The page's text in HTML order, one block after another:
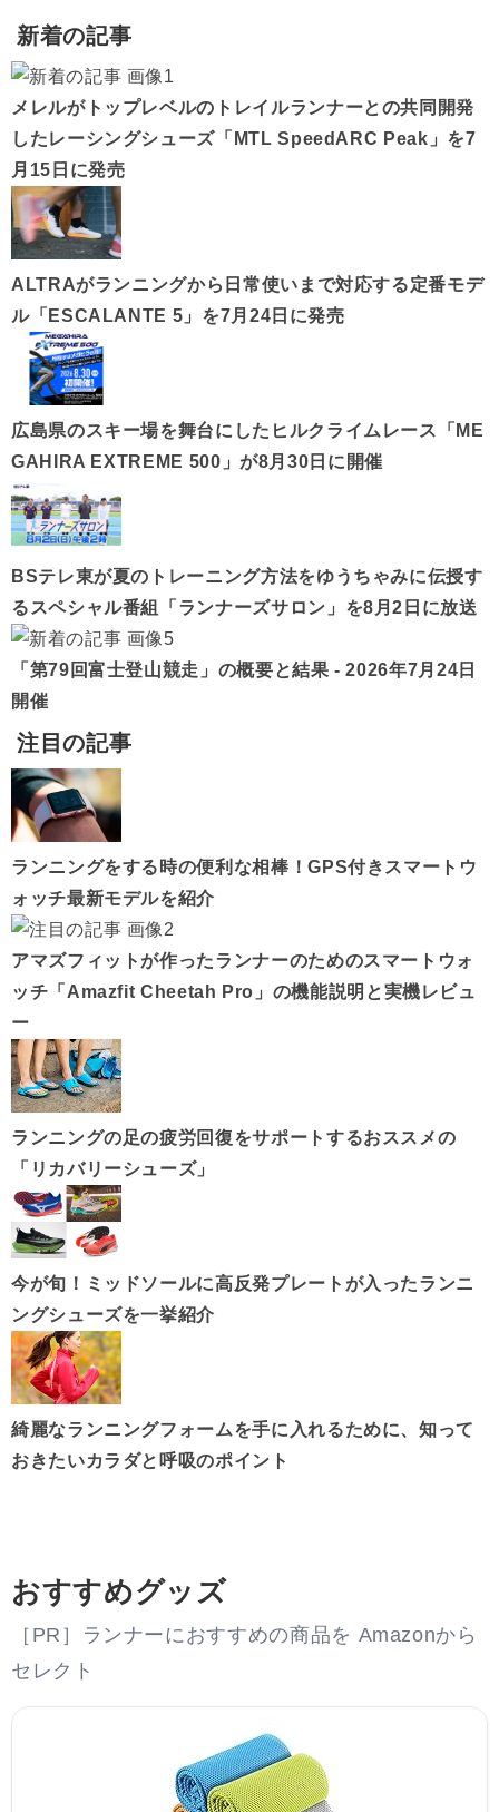
新着の記事
メレルがトップレベルのトレイルランナーとの共同開発
したレーシングシューズ「MTL SpeedARC Peak」を7
月15日に発売
ALTRAがランニングから日常使いまで対応する定番モデ
ル「ESCALANTE 5」を7月24日に発売
広島県のスキー場を舞台にしたヒルクライムレース「ME
GAHIRA EXTREME 500」が8月30日に開催
BSテレ東が夏のトレーニング方法をゆうちゃみに伝授す
るスペシャル番組「ランナーズサロン」を8月2日に放送
「第79回富士登山競走」の概要と結果 - 2026年7月24日
開催
注目の記事
ランニングをする時の便利な相棒！GPS付きスマートウ
ォッチ最新モデルを紹介
アマズフィットが作ったランナーのためのスマートウォ
ッチ「Amazfit Cheetah Pro」の機能説明と実機レビュ
ー
ランニングの足の疲労回復をサポートするおススメの
「リカバリーシューズ」
今が旬！ミッドソールに高反発プレートが入ったランニ
ングシューズを一挙紹介
綺麗なランニングフォームを手に入れるために、知って
おきたいカラダと呼吸のポイント
おすすめグッズ
［PR］ランナーにおすすめの商品を Amazonから
セレクト